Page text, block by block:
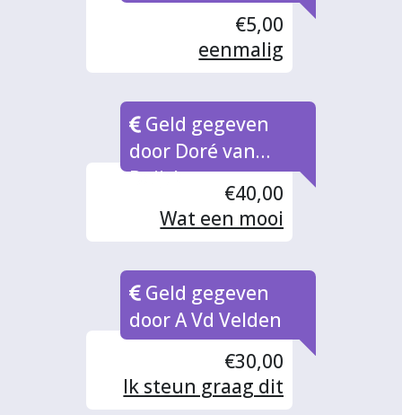
€5,00
eenmalig
Geld gegeven
door Doré van
Deijck
€40,00
Wat een mooi
hier graag aan
bijdragen en hoop
van harte dat het
doelbedrag wordt
bereikt!
Geld gegeven
door A Vd Velden
€30,00
Ik steun graag dit